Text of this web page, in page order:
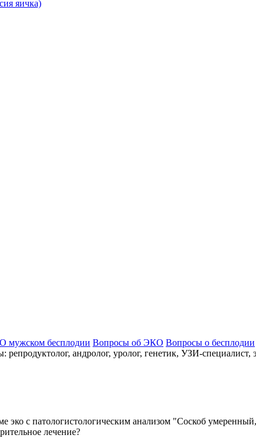
яичка)
О мужском бесплодии Вопросы об ЭКО Вопросы о бесплодии
андролог, уролог, генетик, УЗИ-специалист,
эко с патологистологическим анализом "Соскоб
лечение?